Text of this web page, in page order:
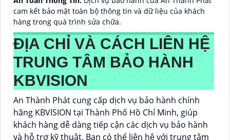
cam kết bảo mật toàn bộ thông tin và dữ liệu của khách
hàng trong quá trình sửa chữa.
ĐỊA CHỈ VÀ CÁCH LIÊN HỆ
TRUNG TÂM BẢO HÀNH
KBVISION
An Thành Phát cung cấp dịch vụ bảo hành chính
hãng KBVISION tại Thành Phố Hồ Chí Minh, giúp
khách hàng dễ dàng tiếp cận các dịch vụ bảo hành
và hỗ trợ kỹ thuật. Bạn có thể liên hệ với trung tâm